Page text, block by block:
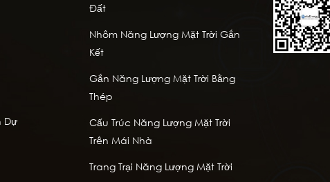
Dự
Đất
Nhôm Năng Lượng Mặt Trời Gắn
Kết
Gắn Năng Lượng Mặt Trời Bằng
Thép
Cấu Trúc Năng Lượng Mặt Trời
Trên Mái Nhà
Trang Trại Năng Lượng Mặt Trời